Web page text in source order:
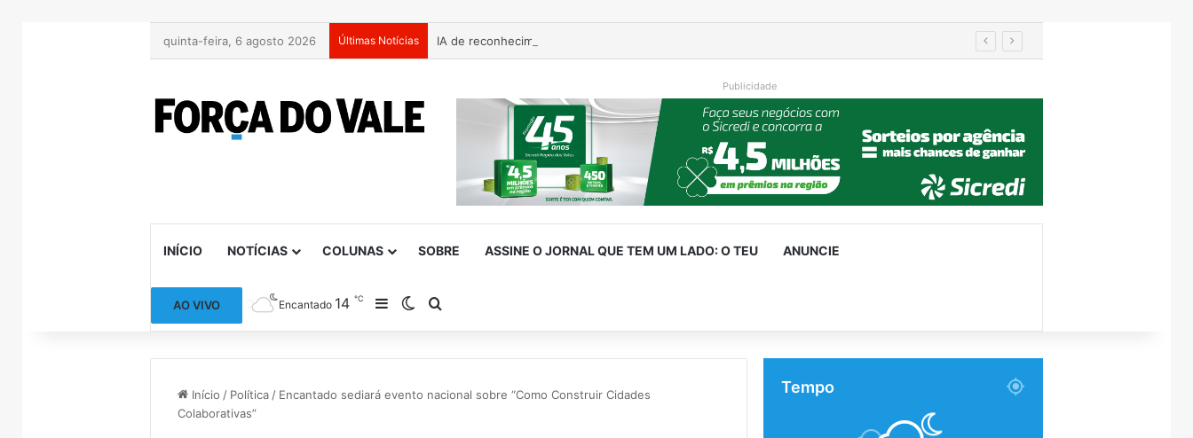
quinta-feira, 6 agosto 2026 Últimas Notícias
Publicidade
INÍCIO NOTÍCIAS COLUNAS SOBRE ASSINE O JORNAL QUE TEM UM LADO: O TEU ANUNCIE
AO VIVO Encantado 14℃ Barra Lateral
Switch skin
Início / Política / Encantado sediará evento nacional sobre “Como Construir Cidades
Colaborativas”
Tempo